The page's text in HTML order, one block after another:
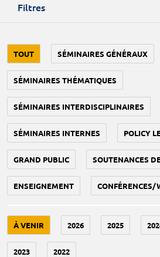
Filtres
TOUT SÉMINAIRES GÉNÉRAUX
SÉMINAIRES THÉMATIQUES
SÉMINAIRES INTERDISCIPLINAIRES
SÉMINAIRES INTERNES POLICY
GRAND PUBLIC SOUTENANCES
ENSEIGNEMENT CONFÉRENCES/
À VENIR 2026 2025
2023 2022